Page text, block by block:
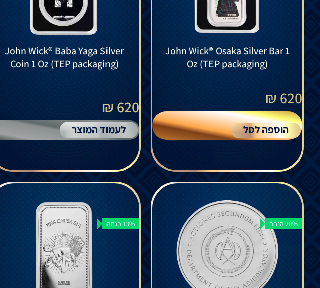
John Wick® Osaka Silver Bar 1
Oz (TEP packaging)
620
₪
הוספה לסל
John Wick® Baba Yaga Silver
Coin 1 Oz (TEP packaging)
620 ₪
לעמוד המוצר
20% הנחה 13% הנחה